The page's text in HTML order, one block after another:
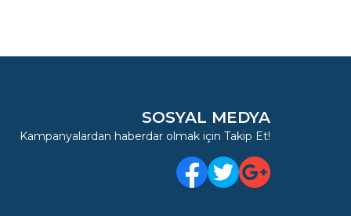
SOSYAL MEDYA
Kampanyalardan haberdar olmak için Takip Et!
Facebook
TwitterGoogle Plus